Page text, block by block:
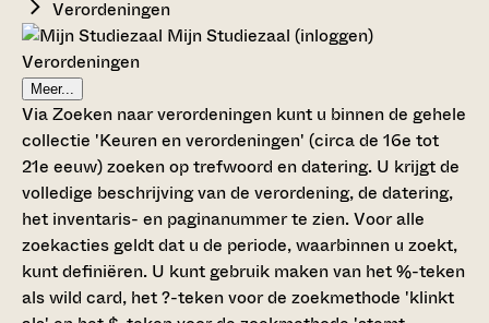
Verordeningen
Mijn Studiezaal (inloggen)
Verordeningen
Meer...
Via Zoeken naar verordeningen kunt u binnen de gehele
collectie 'Keuren en verordeningen' (circa de 16e tot
21e eeuw) zoeken op trefwoord en datering. U krijgt de
volledige beschrijving van de verordening, de datering,
het inventaris- en paginanummer te zien. Voor alle
zoekacties geldt dat u de periode, waarbinnen u zoekt,
kunt definiëren. U kunt gebruik maken van het %-teken
als wild card, het ?-teken voor de zoekmethode 'klinkt